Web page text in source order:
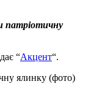
патріотичну
“Акцент“.
ялинку (фото)